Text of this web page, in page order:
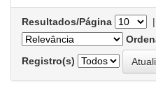
Resultados/Página |
Registro(s)